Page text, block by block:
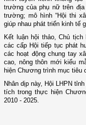
trường của phụ nữ trên
trường; mô hình “Hội thi
giúp nhau phát triển kinh tế
Kết luận hội thảo, Chủ tịch
các cấp Hội tiếp tục phát
các hoạt động chung tay
cao, nông thôn mới kiểu
hiện Chương trình mục tiêu
Nhân dịp này, Hội LHPN
tích trong thực hiện
2010 - 2025.